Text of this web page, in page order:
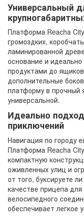
Универсальный
Платформа Reacha
громоздких,
ламинированной
основание и
продуктами до
дополнительные
платформу в прочный
универсальной.
Идеально
приключений
Навигация по городу
Платформа Reacha
компактную
оживленных улиц и
от того, буксируете
качестве прицепа
велосипедного
обеспечивает легкое